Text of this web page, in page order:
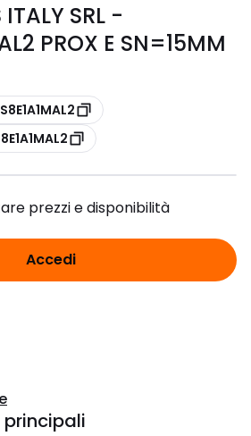
SRL -
PROX E SN=15MM
prezzi e disponibilità
Accedi